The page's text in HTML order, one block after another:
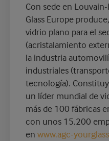
Con sede en
Glass Europe
vidrio plano para el
(acristalamiento
la industria
industriales
tecnología).
un líder mundial de
más de 100 fábricas
con unos 15.200
en www.agc-